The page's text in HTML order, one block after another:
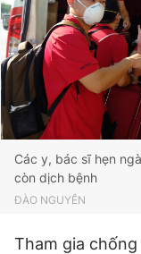
Các y, bác sĩ hẹn
còn dịch bệnh
ĐÀO NGUYÊN
Tham gia